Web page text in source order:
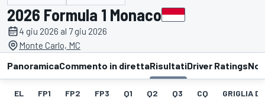
2026 Formula 1 Monaco
4 giu 2026 al 7 giu 2026
Monte Carlo, MC
PanoramicaCommento in direttaRisultatiDriver Ratings
EL FP1 FP2 FP3 Q1 Q2 Q3 CQ GRIGLIA